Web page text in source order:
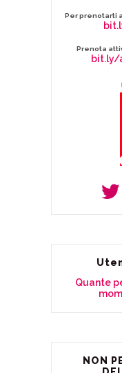
Per prenotarti
Prenota
bit.ly/
Quante
NON